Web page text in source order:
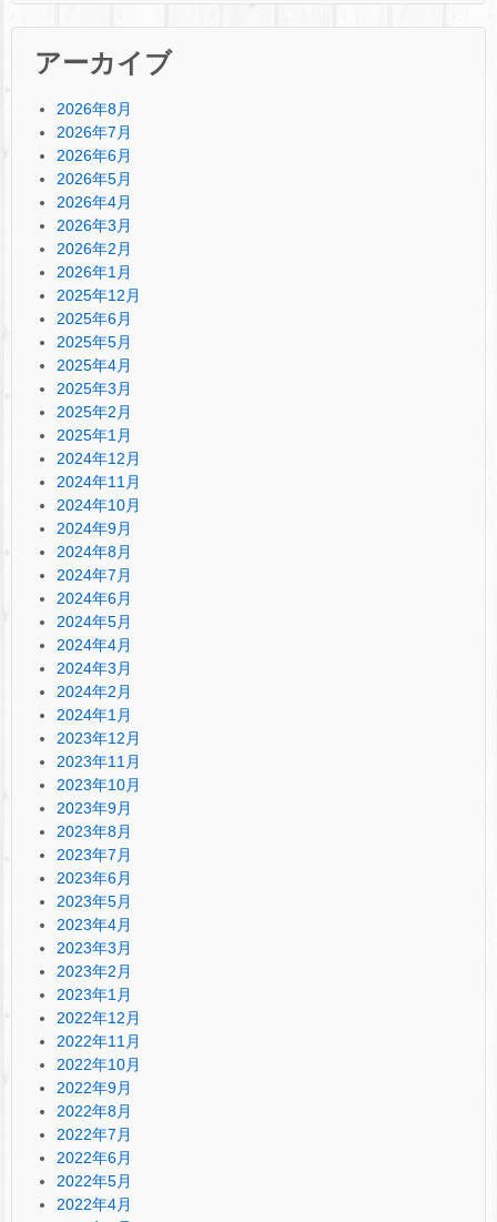
アーカイブ
2026年8月
2026年7月
2026年6月
2026年5月
2026年4月
2026年3月
2026年2月
2026年1月
2025年12月
2025年6月
2025年5月
2025年4月
2025年3月
2025年2月
2025年1月
2024年12月
2024年11月
2024年10月
2024年9月
2024年8月
2024年7月
2024年6月
2024年5月
2024年4月
2024年3月
2024年2月
2024年1月
2023年12月
2023年11月
2023年10月
2023年9月
2023年8月
2023年7月
2023年6月
2023年5月
2023年4月
2023年3月
2023年2月
2023年1月
2022年12月
2022年11月
2022年10月
2022年9月
2022年8月
2022年7月
2022年6月
2022年5月
2022年4月